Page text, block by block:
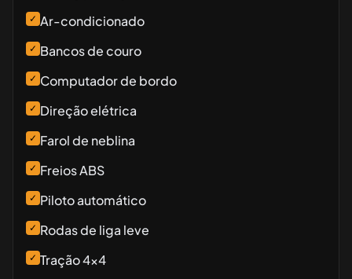
✓ Ar-condicionado
✓ Bancos de couro
✓ Computador de bordo
✓ Direção elétrica
✓ Farol de neblina
✓ Freios ABS
✓ Piloto automático
✓ Rodas de liga leve
✓ Tração 4x4